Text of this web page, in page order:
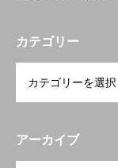
カテゴリー
アーカイブ